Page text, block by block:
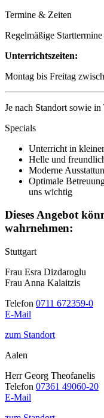
Termine & Zeiten
Regelmäßige Starttermine
Unterrichtszeiten:
Montag bis Freitag
Je nach Standort sowie
Specials
Unterricht in
Helle und
Moderne
Optimale
uns wichtig
Dieses Angebot
wahrnehmen:
Stuttgart
Frau Esra Dizdaroglu
Frau Anna Kalaitzis
Telefon 0711 672359-0
E-Mail
zum Standort
Aalen
Herr Georg Theofanelis
Telefon 07361 49060-20
E-Mail